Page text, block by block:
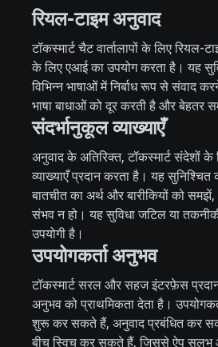
रियल-टाइम अनुवाद
टॉकस्मार्ट चैट वार्तालापों के लिए रियल-
के लिए एआई का उपयोग करता है। यह
विभिन्न भाषाओं में निर्बाध रूप से संवाद
भाषा बाधाओं को दूर करती है और बेहतर
संदर्भानुकूल व्याख्याएँ
अनुवाद के अतिरिक्त, टॉकस्मार्ट संदेशों के
व्याख्याएँ प्रदान करता है। यह सुनिश्चित
बातचीत का अर्थ और बारीकियों को समझें,
संभव न हो। यह सुविधा जटिल या
उपयोगी है।
उपयोगकर्ता अनुभव
टॉकस्मार्ट सरल और सहज इंटरफ़ेस
अनुभव को प्राथमिकता देता है।
शुरू कर सकते हैं, अनुवाद प्रबंधित कर
बीच स्विच कर सकते हैं, जिससे ऐप सुलभ